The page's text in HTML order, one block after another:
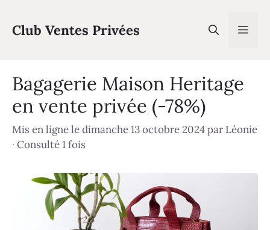
contenu
Club Ventes Privées
Bagagerie Maison Heritage
en vente privée (-78%)
Mis en ligne le dimanche 13 octobre 2024parLéonie
· Consulté 1 fois